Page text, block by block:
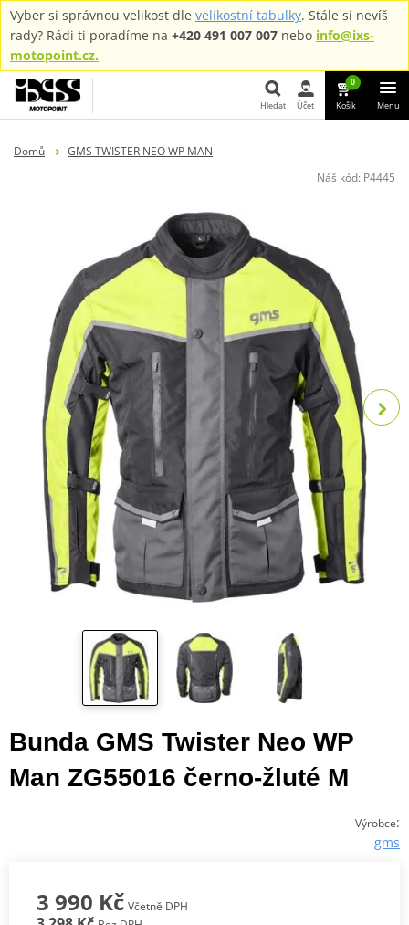
Vyber si správnou velikost dle velikostní tabulky. Stále si nevíš
rady? Rádi ti poradíme na +420 491 007 007 nebo info@ixs-
motopoint.cz.
Hledat Účet
0
Košík Menu
Domů
GMS TWISTER NEO WP MAN
Náš kód: P4445
Bunda GMS Twister Neo WP
Man ZG55016 černo-žluté M
Výrobce:
gms
3 990 Kč Včetně DPH